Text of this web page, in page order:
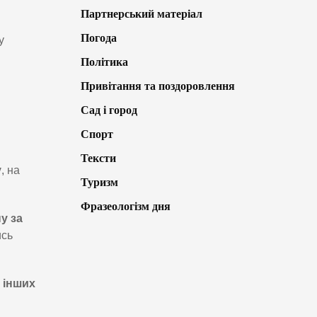
, на
за
інших
Партнерський матеріал
Погода
Політика
Привітання та поздоровлення
Сад і город
Спорт
Тексти
Туризм
Фразеологізм дня